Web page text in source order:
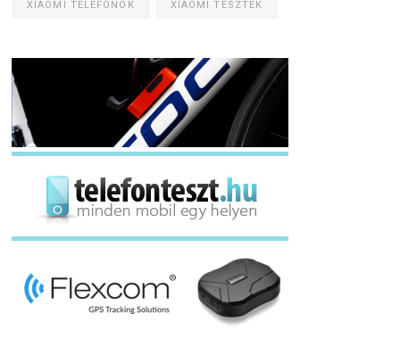
XIAOMI TELEFONOK XIAOMI TESZTEK